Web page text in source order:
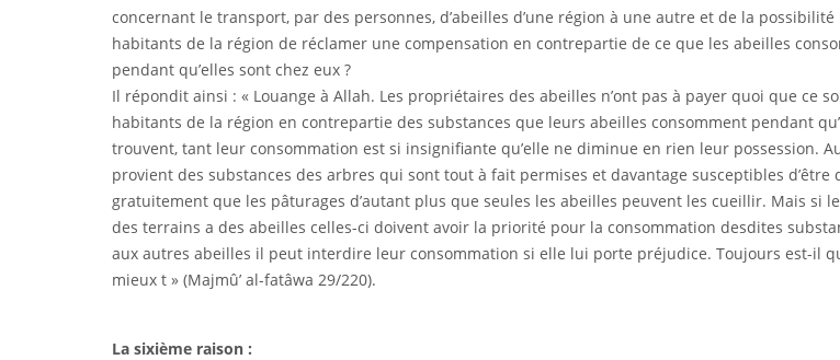
concernant le transport, par des personnes, d’abeilles d’une région à une autre et de la possibilité
habitants de la région de réclamer une compensation en contrepartie de ce que les abeilles
pendant qu’elles sont chez eux ?
Il répondit ainsi : « Louange à Allah. Les propriétaires des abeilles n’ont pas à payer quoi que ce
habitants de la région en contrepartie des substances que leurs abeilles consomment pendant
trouvent, tant leur consommation est si insignifiante qu’elle ne diminue en rien leur possession.
provient des substances des arbres qui sont tout à fait permises et davantage susceptibles d’être
gratuitement que les pâturages d’autant plus que seules les abeilles peuvent les cueillir. Mais si
des terrains a des abeilles celles-ci doivent avoir la priorité pour la consommation desdites
aux autres abeilles il peut interdire leur consommation si elle lui porte préjudice. Toujours est-il
mieux t » (Majmû’ al-fatâwa 29/220).
La sixième raison :